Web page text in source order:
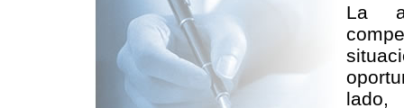
La
lado,